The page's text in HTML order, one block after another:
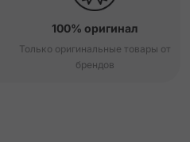
100% оригинал
Только оригинальные товары от
брендов